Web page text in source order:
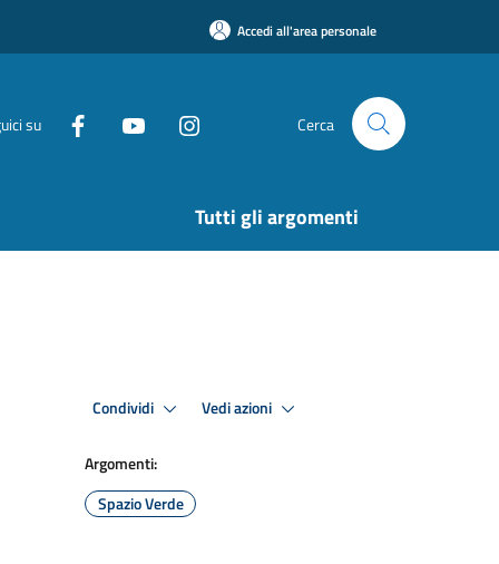
Accedi all'area personale
su Cerca
Tutti gli argomenti
Condividi Vedi azioni
Argomenti:
Spazio Verde